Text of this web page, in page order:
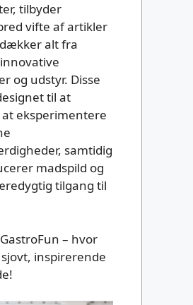
tilbyder
vifte af artikler
alt fra
og udstyr. Disse
til at
eksperimentere
samtidig
madspild og
tilgang til
– hvor
inspirerende